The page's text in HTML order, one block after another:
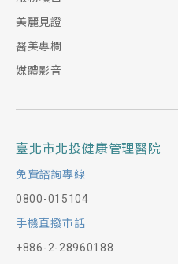
美麗見證
醫美專欄
媒體影音
臺北市北投健康管理醫院
免費諮詢專線
0800-015104
手機直撥市話
+886-2-28960188